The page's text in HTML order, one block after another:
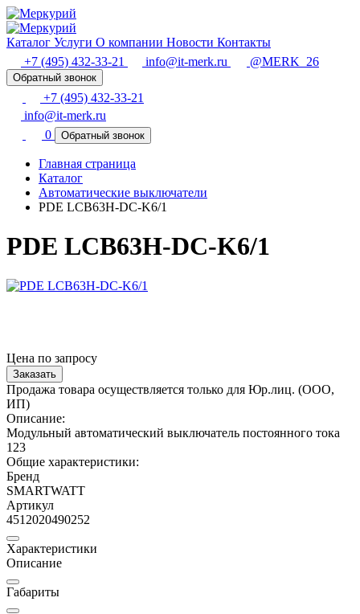
Каталог Услуги О компании Новости Контакты
+7 (495) 432-33-21
info@it-merk.ru @MERK_26
Обратный звонок
+7 (495) 432-33-21
info@it-merk.ru
0
Обратный звонок
Главная страница
Каталог
Автоматические выключатели
PDE LCB63H-DC-K6/1
PDE LCB63H-DC-K6/1
Цена по запросу
Заказать
Продажа товара осуществляется только для Юр.лиц. (ООО,
ИП)
Описание:
Модульный автоматический выключатель постоянного тока
123
Общие характеристики:
Бренд
SMARTWATT
Артикул
4512020490252
Характеристики
Описание
Габариты